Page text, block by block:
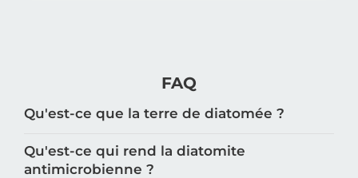
FAQ
Qu'est-ce que la terre de diatomée ?
Qu'est-ce qui rend la diatomite
antimicrobienne ?